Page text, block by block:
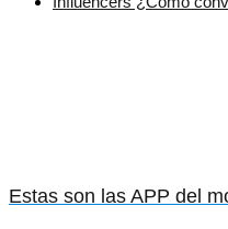
Estas son las APP del